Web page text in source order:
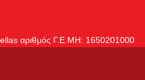
αριθμός Γ.Ε.ΜΗ: 1650201000